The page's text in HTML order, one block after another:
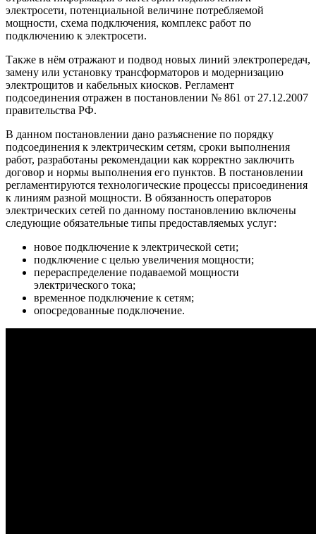
электросети, потенциальной величине потребляемой
мощности, схема подключения, комплекс работ по
подключению к электросети.
Также в нём отражают и подвод новых линий электропередач,
замену или установку трансформаторов и модернизацию
электрощитов и кабельных киосков. Регламент
подсоединения отражен в постановлении № 861 от 27.12.2007
правительства РФ.
В данном постановлении дано разъяснение по порядку
подсоединения к электрическим сетям, сроки выполнения
работ, разработаны рекомендации как корректно заключить
договор и нормы выполнения его пунктов. В постановлении
регламентируются технологические процессы присоединения
к линиям разной мощности. В обязанность операторов
электрических сетей по данному постановлению включены
следующие обязательные типы предоставляемых услуг:
новое подключение к электрической сети;
подключение с целью увеличения мощности;
перераспределение подаваемой мощности
электрического тока;
временное подключение к сетям;
опосредованные подключение.